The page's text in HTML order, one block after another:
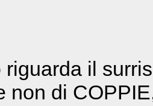
riguarda il
non di